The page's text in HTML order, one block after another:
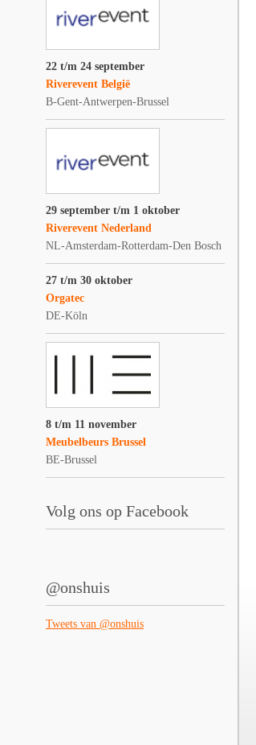
22 t/m 24 september
Riverevent België
B-Gent-Antwerpen-Brussel
29 september t/m 1 oktober
Riverevent Nederland
NL-Amsterdam-Rotterdam-Den Bosch
27 t/m 30 oktober
Orgatec
DE-Köln
8 t/m 11 november
Meubelbeurs Brussel
BE-Brussel
Volg ons op Facebook
@onshuis
Tweets van @onshuis